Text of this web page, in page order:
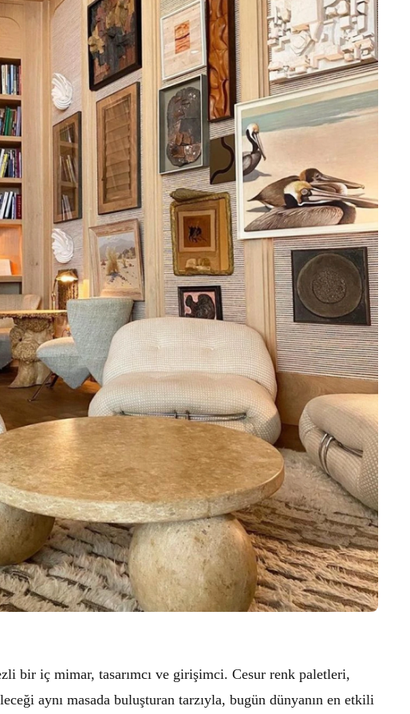
bir iç mimar, tasarımcı ve girişimci. Cesur renk paletleri,
aynı masada buluşturan tarzıyla, bugün dünyanın en etkili